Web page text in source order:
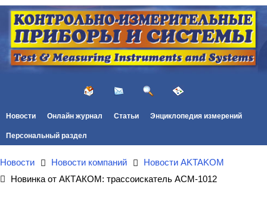
Новости Онлайн журнал Статьи Энциклопедия измерений
Персональный раздел
Новости Новости компаний
Новости AKTAKOM
Новинка от АКТАКОМ: трассоискатель АСМ-1012